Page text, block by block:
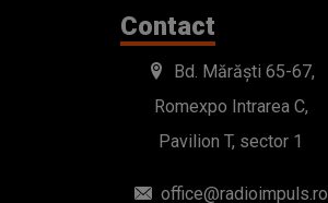
Contact
Bd. Mărăști 65-67,
Romexpo Intrarea C,
Pavilion T, sector 1
office@radioimpuls.ro